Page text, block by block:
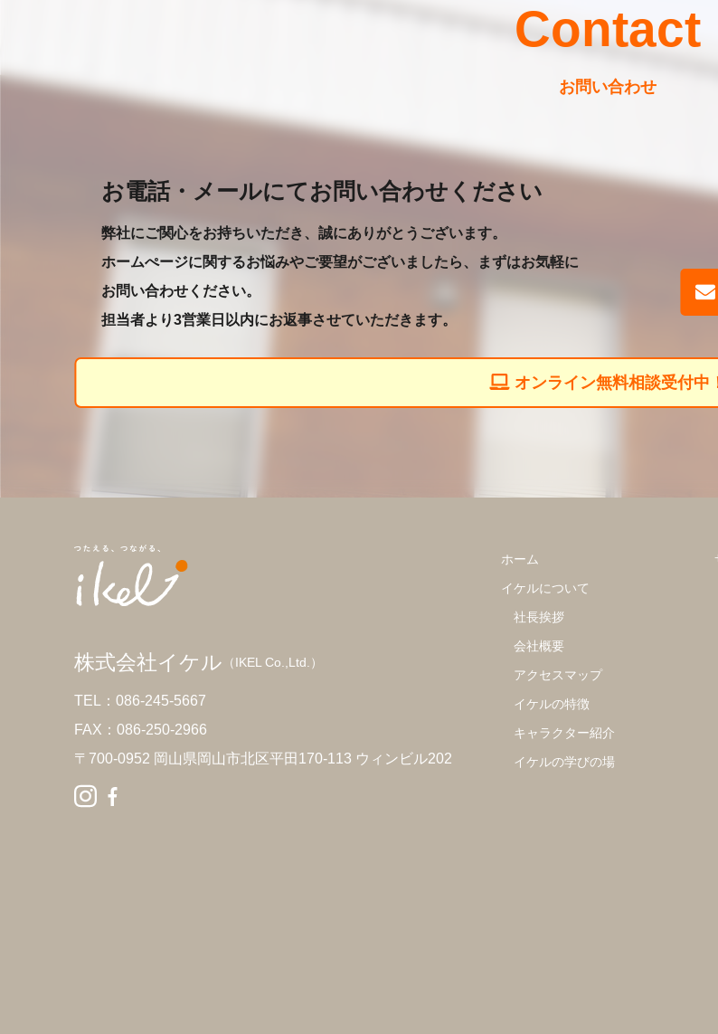
Contact
お問い合わせ
お電話・メールにてお問い合わせください
弊社にご関心をお持ちいただき、誠にありがとうございます。
ホームぺージに関するお悩みやご要望がございましたら、まずはお気軽に
お問い合わせください。
担当者より3営業日以内にお返事させていただきます。
オンライン無料相談受付中
株式会社イケル （IKEL Co.,Ltd.）
TEL：086-245-5667
FAX：086-250-2966
〒700-0952 岡山県岡山市北区平田170-113 ウィンビル202
ホーム
イケルについて
社長挨拶
会社概要
アクセスマップ
イケルの特徴
キャラクター紹介
イケルの学びの場